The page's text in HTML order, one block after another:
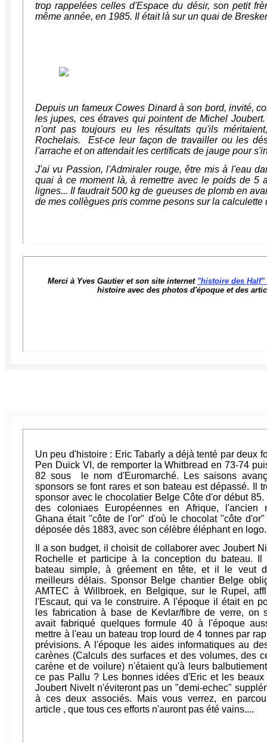
trop rappelées celles d'Espace du désir, son petit
même année, en 1985. Il était là sur un quai de
Depuis un fameux Cowes Dinard à son bord, invité,
les jupes, ces étraves qui pointent de Michel
n'ont pas toujours eu les résultats qu'ils
Rochelais. Est-ce leur façon de travailler ou les
l'arrache et on attendait les certificats de jauge pour
J'ai vu Passion, l'Admiraler rouge, être mis à l'eau
quai à ce moment là, à remettre avec le poids de 5
lignes... Il faudrait 500 kg de gueuses de plomb en
de mes collègues pris comme pesons sur la
Merci à Yves Gautier et son site internet "histoire des Half"
histoire avec des photos d'époque et des
Un peu d'histoire : Eric Tabarly a déjà tenté par deux
Pen Duick VI, de remporter la Whitbread en 73-74
82 sous le nom d'Euromarché. Les saisons
sponsors se font rares et son bateau est dépassé. Il
sponsor avec le chocolatier Belge Côte d'or début 85.
des coloniaes Européennes en Afrique, l'ancien
Ghana était "côte de l'or" d'où le chocolat "côte d'or"
déposée dès 1883, avec son célèbre éléphant en logo.
Il a son budget, il choisit de collaborer avec Joubert
Rochelle et participe à la conception du bateau. Il
bateau simple, à gréement en tête, et il le veut
meilleurs délais. Sponsor Belge chantier Belge
AMTEC à Willbroek, en Belgique, sur le Rupel,
l'Escaut, qui va le construire. A l'époque il était en
les fabrication à base de Kevlar/fibre de verre, on
avait fabriqué quelques formule 40 à l'époque
mettre à l'eau un bateau trop lourd de 4 tonnes par
prévisions. A l'époque les aides informatiques au
carènes (Calculs des surfaces et des volumes, des
carène et de voilure) n'étaient qu'à leurs
ce pas Pallu ? Les bonnes idées d'Eric et les beaux
Joubert Nivelt n'éviteront pas un "demi-echec"
à ces deux associés. Mais vous verrez, en
article , que tous ces efforts n'auront pas été vains....